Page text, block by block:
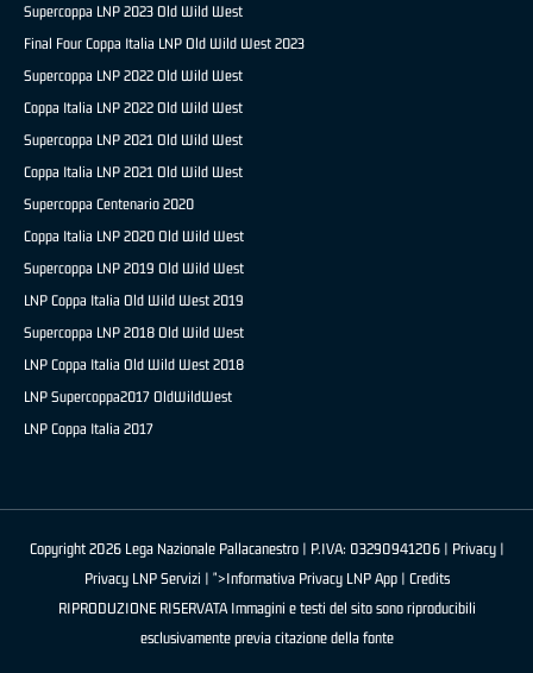
Supercoppa LNP 2023 Old Wild West
Final Four Coppa Italia LNP Old Wild West 2023
Supercoppa LNP 2022 Old Wild West
Coppa Italia LNP 2022 Old Wild West
Supercoppa LNP 2021 Old Wild West
Coppa Italia LNP 2021 Old Wild West
Supercoppa Centenario 2020
Coppa Italia LNP 2020 Old Wild West
Supercoppa LNP 2019 Old Wild West
LNP Coppa Italia Old Wild West 2019
Supercoppa LNP 2018 Old Wild West
LNP Coppa Italia Old Wild West 2018
LNP Supercoppa2017 OldWildWest
LNP Coppa Italia 2017
Copyright 2026 Lega Nazionale Pallacanestro | P.IVA: 03290941206 | Privacy|
Privacy LNP Servizi | ">Informativa Privacy LNP App | Credits
RIPRODUZIONE RISERVATA Immagini e testi del sito sono riproducibili
esclusivamente previa citazione della fonte